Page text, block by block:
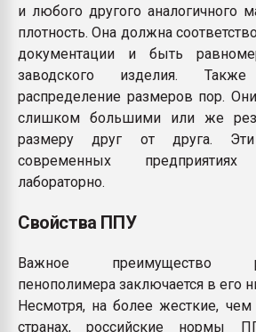
и любого другого аналогичного
плотность. Она должна
документации и быть
заводского изделия.
распределение размеров пор.
слишком большими или же
размеру друг от друга.
современных предприятиях
лабораторно.
Свойства ППУ
Важное преимущество
пенополимера заключается в его
Несмотря, на более жесткие,
странах, российские нормы